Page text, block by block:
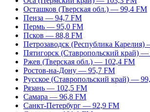
Осташков (Тверская обл.) — 99,4 FM
Пенза — 94,7 FM
Пермь — 95,0 FM
Псков — 88,8 FM
Петрозаводск (Республика
Пятигорск (Ставропольский край)
Ржев (Тверская обл.) — 102,4 FM
Ростов-на-Дону — 95,7 FM
Русское (Ставропольский край) —
Рязань — 102,5 FM
Самара — 96,8 FM
Санкт-Петербург — 92,9 FM